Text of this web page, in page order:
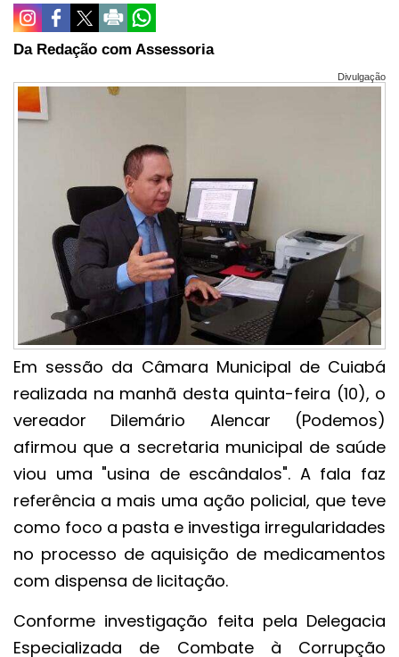
Da Redação com Assessoria
Divulgação
Em sessão da Câmara Municipal de Cuiabá
realizada na manhã desta quinta-feira (10), o
vereador Dilemário Alencar (Podemos)
afirmou que a secretaria municipal de saúde
viou uma "usina de escândalos". A fala faz
referência a mais uma ação policial, que teve
como foco a pasta e investiga irregularidades
no processo de aquisição de medicamentos
com dispensa de licitação.
Conforme investigação feita pela Delegacia
Especializada de Combate à Corrupção